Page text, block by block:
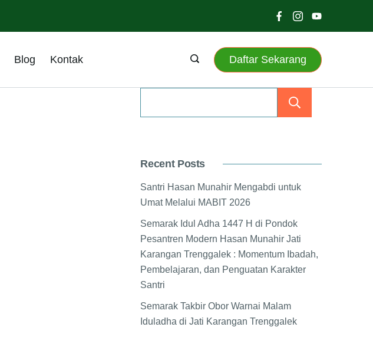
Blog Kontak Daftar Sekarang
Recent Posts
Santri Hasan Munahir Mengabdi untuk
Umat Melalui MABIT 2026
Semarak Idul Adha 1447 H di Pondok
Pesantren Modern Hasan Munahir Jati
Karangan Trenggalek : Momentum Ibadah,
Pembelajaran, dan Penguatan Karakter
Santri
Semarak Takbir Obor Warnai Malam
Iduladha di Jati Karangan Trenggalek